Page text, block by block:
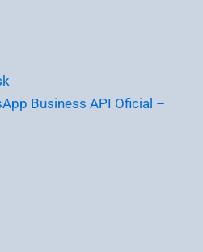
Business API Oficial –